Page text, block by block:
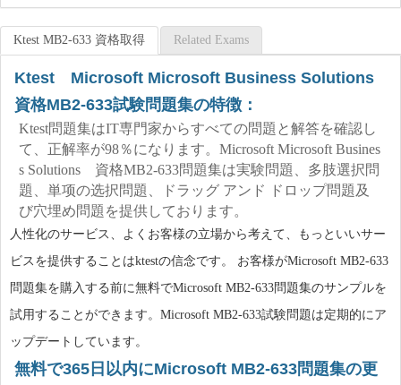
Ktest MB2-633 資格取得 Related Exams
Ktest Microsoft Microsoft Business Solutions
資格MB2-633試験問題集の特徴：
Ktest問題集はIT専門家からすべての問題と解答を確認し
て、正解率が98％になります。Microsoft Microsoft Busines
s Solutions 資格MB2-633問題集は実験問題、多肢選択問
題、単项の选択問題、ドラッグ アンド ドロップ問題及
び穴埋め問題を提供しております。
人性化のサービス、よくお客様の立場から考えて、もっといいサー
ビスを提供することはktestの信念です。 お客様がMicrosoft MB2-633
問題集を購入する前に無料でMicrosoft MB2-633問題集のサンプルを
試用することができます。Microsoft MB2-633試験問題は定期的にア
ップデートしています。
無料で365日以内にMicrosoft MB2-633問題集の更